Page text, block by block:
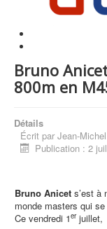
Bruno
800m en
Détails
Écrit par Jean-
Publication : 2
Bruno Anicet s’est à
monde masters qui
Ce vendredi 1er juillet,